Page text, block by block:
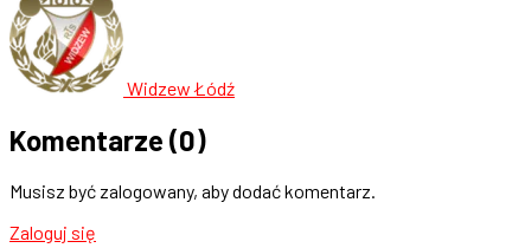
Widzew Łódź
Komentarze (0)
Musisz być zalogowany, aby dodać komentarz.
Zaloguj się